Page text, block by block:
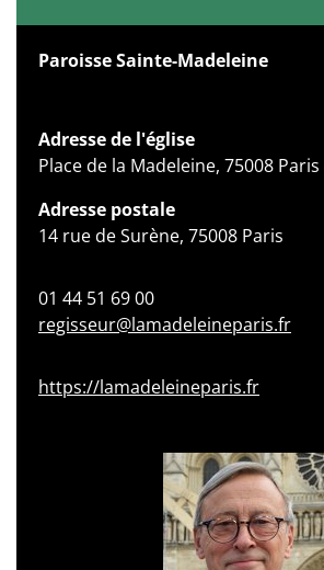
Paroisse Sainte-Madeleine
Adresse de l'église
Place de la Madeleine, 75008 Paris
Adresse postale
14 rue de Surène, 75008 Paris
01 44 51 69 00
regisseur@lamadeleineparis.fr
https://lamadeleineparis.fr